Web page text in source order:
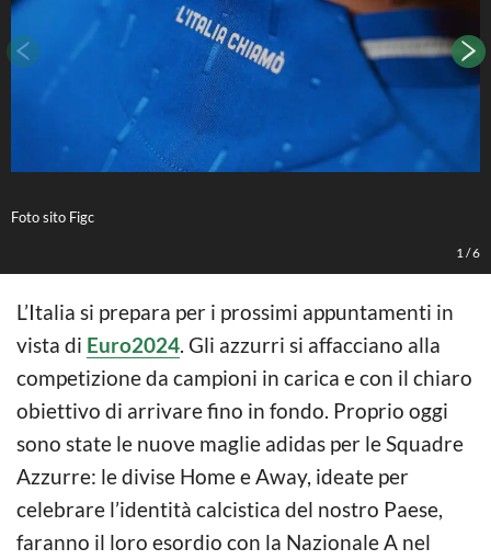
Foto sito Figc
1 /6
L’Italia si prepara per i prossimi appuntamenti in
vista di Euro2024. Gli azzurri si affacciano alla
competizione da campioni in carica e con il chiaro
obiettivo di arrivare fino in fondo. Proprio oggi
sono state le nuove maglie adidas per le Squadre
Azzurre: le divise Home e Away, ideate per
celebrare l’identità calcistica del nostro Paese,
faranno il loro esordio con la Nazionale A nel